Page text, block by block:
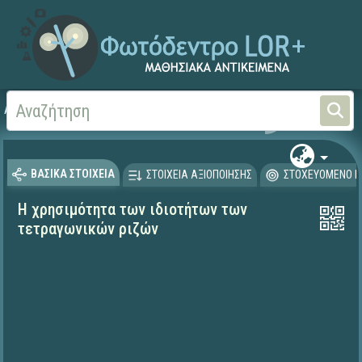
Αρχική
ΒΑΣΙΚΑ ΣΤΟΙΧΕΙΑ ΣΤΟΙΧΕΙΑ ΑΞΙΟΠΟΙΗΣΗΣ ΣΤΟΧΕΥΟΜΕΝΟ
Η χρησιμότητα των ιδιοτήτων των
τετραγωνικών ριζών